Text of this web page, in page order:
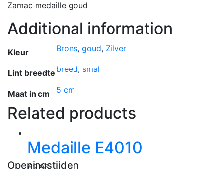
Zamac medaille goud
Additional information
Kleur Brons, goud, Zilver
Lint breedte breed, smal
Maat in cm 5 cm
Related products
Medaille E4010
€2,95
Openingstijden